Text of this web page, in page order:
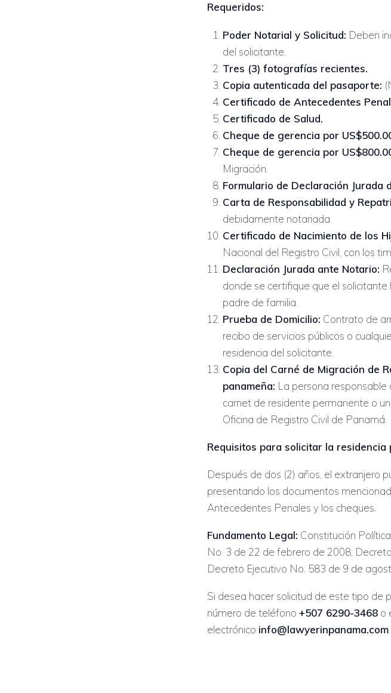
Requeridos:
Poder Notarial y Solicitud: Deben
del solicitante.
Tres (3) fotografías recientes.
Copia autenticada del pasaporte:
Certificado de Antecedentes
Certificado de Salud.
Cheque de gerencia por
Cheque de gerencia por
Migración.
Formulario de Declaración Jurada
Carta de Responsabilidad y
debidamente notariada.
Certificado de Nacimiento de los
Nacional del Registro Civil, con los
Declaración Jurada ante Notario:
donde se certifique que el
padre de familia.
Prueba de Domicilio: Contrato de
recibo de servicios públicos o
residencia del solicitante.
Copia del Carné de Migración de
panameña: La persona
carnet de residente permanente o
Oficina de Registro Civil de Panamá.
Requisitos para solicitar la residencia
Después de dos (2) años, el extranjero
presentando los documentos
Antecedentes Penales y los cheques.
Fundamento Legal: Constitución
No. 3 de 22 de febrero de 2008;
Decreto Ejecutivo No. 583 de 9 de
Si desea hacer solicitud de este tipo de
número de teléfono +507 6290-3468 o
electrónico info@lawyerinpanama.com.